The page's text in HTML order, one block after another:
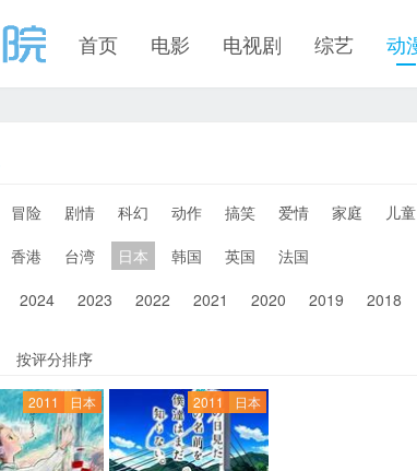
首页 电影 电视剧 综艺 动
冒险 剧情 科幻 动作 搞笑 爱情 家庭 儿童
香港 台湾 日本 韩国 英国
法国
2024 2023 2022 2021 2020 2019 2018
按评分排序
2011 日本 2011 日本